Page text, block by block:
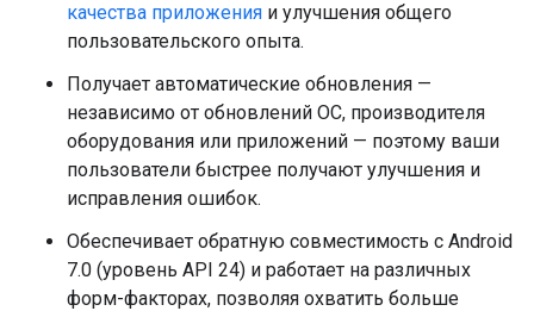
качества приложения и улучшения общего
пользовательского опыта.
Получает автоматические обновления —
независимо от обновлений ОС, производителя
оборудования или приложений — поэтому ваши
пользователи быстрее получают улучшения и
исправления ошибок.
Обеспечивает обратную совместимость с Android
7.0 (уровень API 24) и работает на различных
форм-факторах, позволяя охватить больше